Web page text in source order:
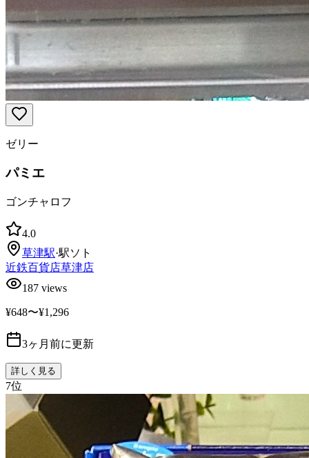
ゼリー
パミエ
ゴンチャロフ
4.0
草津駅·駅ソト
近鉄百貨店草津店
187 views
¥648〜¥1,296
3ヶ月前に更新
詳しく見る
7位